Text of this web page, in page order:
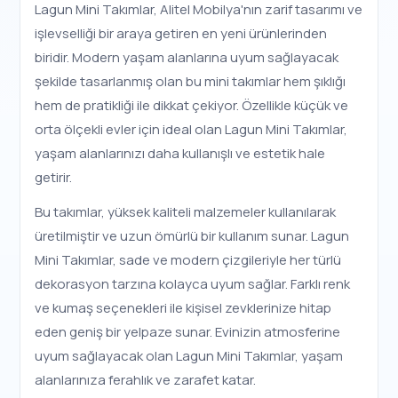
Lagun Mini Takımlar, Alitel Mobilya'nın zarif tasarımı ve
işlevselliği bir araya getiren en yeni ürünlerinden
biridir. Modern yaşam alanlarına uyum sağlayacak
şekilde tasarlanmış olan bu mini takımlar hem şıklığı
hem de pratikliği ile dikkat çekiyor. Özellikle küçük ve
orta ölçekli evler için ideal olan Lagun Mini Takımlar,
yaşam alanlarınızı daha kullanışlı ve estetik hale
getirir.
Bu takımlar, yüksek kaliteli malzemeler kullanılarak
üretilmiştir ve uzun ömürlü bir kullanım sunar. Lagun
Mini Takımlar, sade ve modern çizgileriyle her türlü
dekorasyon tarzına kolayca uyum sağlar. Farklı renk
ve kumaş seçenekleri ile kişisel zevklerinize hitap
eden geniş bir yelpaze sunar. Evinizin atmosferine
uyum sağlayacak olan Lagun Mini Takımlar, yaşam
alanlarınıza ferahlık ve zarafet katar.